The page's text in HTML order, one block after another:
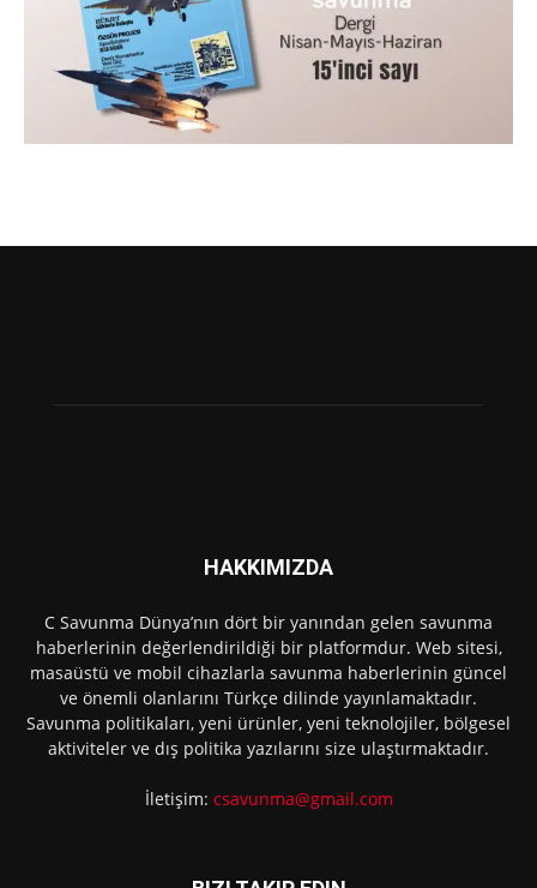
HAKKIMIZDA
C Savunma Dünya’nın dört bir yanından gelen savunma
haberlerinin değerlendirildiği bir platformdur. Web sitesi,
masaüstü ve mobil cihazlarla savunma haberlerinin güncel
ve önemli olanlarını Türkçe dilinde yayınlamaktadır.
Savunma politikaları, yeni ürünler, yeni teknolojiler, bölgesel
aktiviteler ve dış politika yazılarını size ulaştırmaktadır.
İletişim: csavunma@gmail.com